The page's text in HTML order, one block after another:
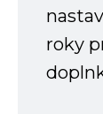
roky